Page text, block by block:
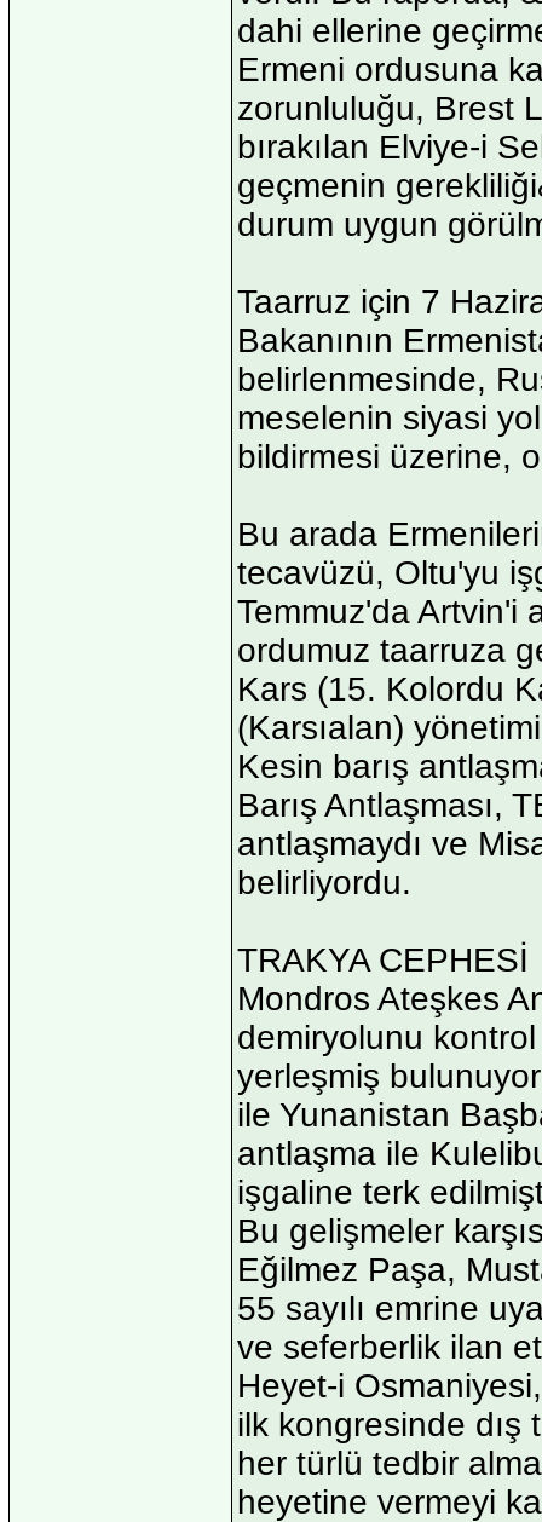
dahi ellerine
Ermeni ordusuna
zorunluluğu, Brest
bırakılan Elviye-i
geçmenin
durum uygun
Taarruz için 7
Bakanının
belirlenmesinde,
meselenin siyasi
bildirmesi üzerine,
Bu arada
tecavüzü, Oltu'yu
Temmuz'da Artvin'i
ordumuz taarruza
Kars (15. Kolordu
(Karsıalan)
Kesin barış
Barış Antlaşması,
antlaşmaydı ve
belirliyordu.
TRAKYA CEPHESİ
Mondros Ateşkes
demiryolunu
yerleşmiş
ile Yunanistan
antlaşma ile
işgaline terk
Bu gelişmeler
Eğilmez Paşa,
55 sayılı emrine
ve seferberlik ilan
Heyet-i
ilk kongresinde dış
her türlü tedbir
heyetine vermeyi